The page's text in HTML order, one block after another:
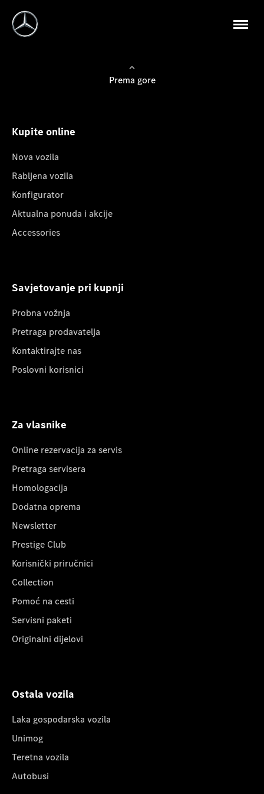
Prema gore
Kupite online
Nova vozila
Rabljena vozila
Konfigurator
Aktualna ponuda i akcije
Accessories
Savjetovanje pri kupnji
Probna vožnja
Pretraga prodavatelja
Kontaktirajte nas
Poslovni korisnici
Za vlasnike
Online rezervacija za servis
Pretraga servisera
Homologacija
Dodatna oprema
Newsletter
Prestige Club
Korisnički priručnici
Collection
Pomoć na cesti
Servisni paketi
Originalni dijelovi
Ostala vozila
Laka gospodarska vozila
Unimog
Teretna vozila
Autobusi